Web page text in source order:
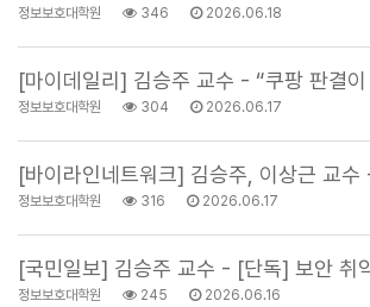
정보보호대학원 346 2026.06.18
[마이데일리] 김승주 교수 - “쿠팡 판결
정보보호대학원 304 2026.06.17
[바이라인네트워크] 김승주, 이상근 교
정보보호대학원 316 2026.06.17
[국민일보] 김승주 교수 - [단독] 보안 취
정보보호대학원 245 2026.06.16